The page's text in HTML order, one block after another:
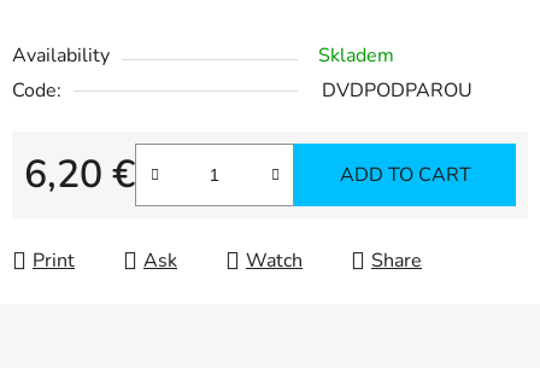
Availability
Skladem
Code:
DVDPODPAROU
6,20 €
Measure price:
ADD TO CART
Print Ask Watch Share